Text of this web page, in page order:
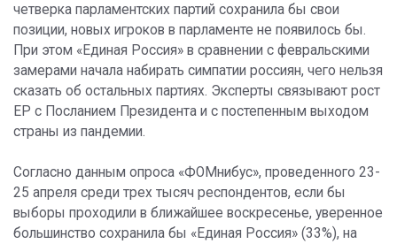
четверка парламентских партий сохранила бы свои
позиции, новых игроков в парламенте не появилось бы.
При этом «Единая Россия» в сравнении с февральскими
замерами начала набирать симпатии россиян, чего нельзя
сказать об остальных партиях. Эксперты связывают рост
ЕР с Посланием Президента и с постепенным выходом
страны из пандемии.
Согласно данным опроса «ФОМнибус», проведенного 23-
25 апреля среди трех тысяч респондентов, если бы
выборы проходили в ближайшее воскресенье, уверенное
большинство сохранила бы «Единая Россия» (33%), на